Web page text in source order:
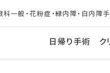
科一般・花粉症・緑内障・白内障
日帰り手術 ク